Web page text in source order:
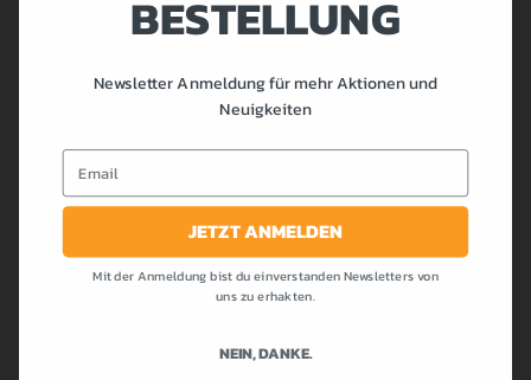
leichtes Kalorienplus von 10-15%.
Zur Bestimmung des täglichen Energieumsatzes eignet sich
am besten der Sensewear. Es handelt sich hierbei um einen
Stunden am Körper tragen.
Dieses Gerät misst diverse Parameter im Körper wie die
Körpertemperatur, elektrischer Widerstand der Haut etc.
Dadurch lässt sich eine sehr genaue Bestimmung unseres
Energieumsatzes erzielen.
verwenden, dann müssen wir einen etwas aufwendigeren
BESTELLUNG
Newsletter Anmeldung für mehr Aktionen und
Neuigkeiten
Email
JETZT ANMELDEN
Mit der Anmeldung bist du einverstanden Newsletters von
uns zu erhakten.
NEIN, DANKE.